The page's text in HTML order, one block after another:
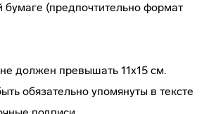
бумаге (предпочтительно формат
должен превышать 11х15 см.
обязательно упомянуты в тексте